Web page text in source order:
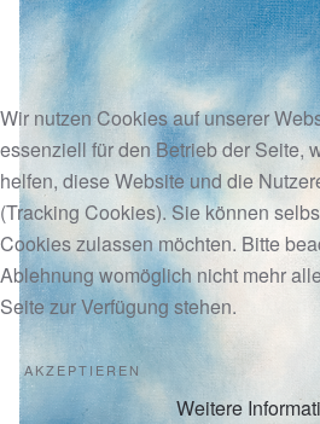
Wir nutzen Cookies auf unserer
essenziell für den Betrieb der Seite,
helfen, diese Website und die
(Tracking Cookies). Sie können
Cookies zulassen möchten. Bitte
Ablehnung womöglich nicht mehr
Seite zur Verfügung stehen.
AKZEPTIEREN
Weitere